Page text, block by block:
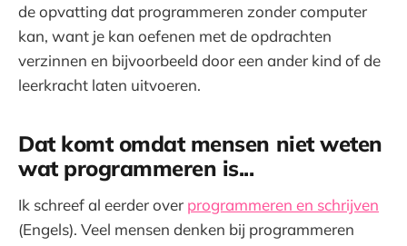
de opvatting dat programmeren zonder computer
kan, want je kan oefenen met de opdrachten
verzinnen en bijvoorbeeld door een ander kind of de
leerkracht laten uitvoeren.
Dat komt omdat mensen niet weten
wat programmeren is...
Ik schreef al eerder over programmeren en schrijven
(Engels). Veel mensen denken bij programmeren